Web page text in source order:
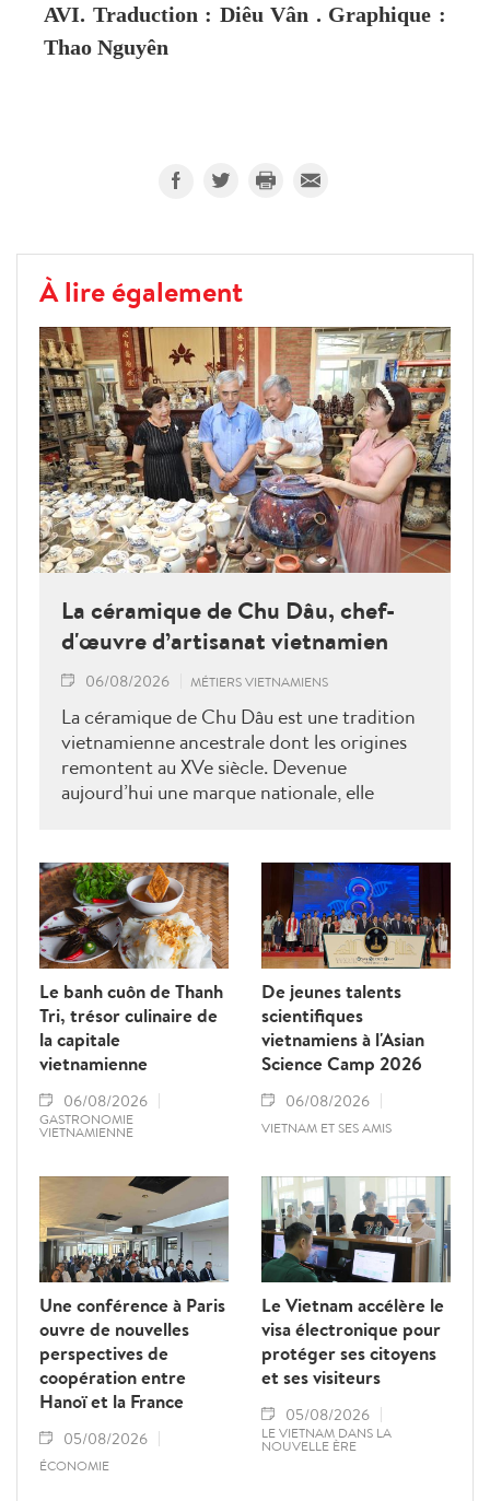
AVI. Traduction : Diêu Vân . Graphique :
Thao Nguyên
À lire également
La céramique de Chu Dâu, chef-
d'œuvre d’artisanat vietnamien
06/08/2026 MÉTIERS VIETNAMIENS
La céramique de Chu Dâu est une tradition
vietnamienne ancestrale dont les origines
remontent au XVe siècle. Devenue
aujourd’hui une marque nationale, elle
province de Hai Duong (aujourd’hui
rattachée à Hai Phong). Chaque pièce
raconte une histoire ; chaque vase porte
l’empreinte d’un artisan. Ces créations
constituent autant de chefs-d’œuvre qui
expriment l’essence culturelle et les
aspirations du peuple vietnamien à travers le
temps.
Le banh cuôn de Thanh
Tri, trésor culinaire de
la capitale
vietnamienne
06/08/2026
GASTRONOMIE
VIETNAMIENNE
De jeunes talents
scientifiques
vietnamiens à l'Asian
Science Camp 2026
06/08/2026
VIETNAM ET SES AMIS
Une conférence à Paris
ouvre de nouvelles
perspectives de
coopération entre
Hanoï et la France
05/08/2026
ÉCONOMIE
Le Vietnam accélère le
visa électronique pour
protéger ses citoyens
et ses visiteurs
05/08/2026
LE VIETNAM DANS LA
NOUVELLE ÈRE